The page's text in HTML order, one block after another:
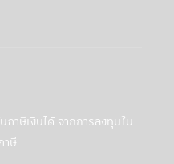
ยข้อมูลส่วนบุคคลกับ
พันธมิตรเพื่อร่วมกัน
น ธนาคาร
บัญชีธนาคารของ
งินจากบัญชีของท่าน
บันการเงินเหล่านี้
การตลาดและนำ
กับบริษัทเท่านั้น
าษีเงินได้ จากการลงทุนใน
าษี